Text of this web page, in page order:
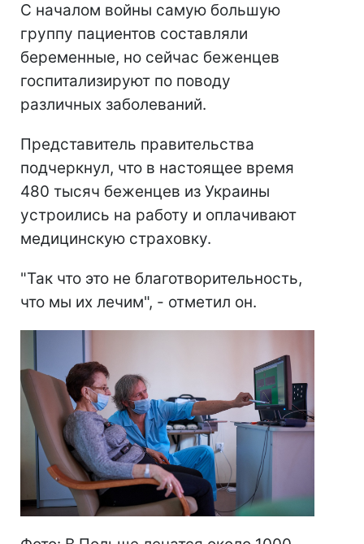
С началом войны самую большую
группу пациентов составляли
беременные, но сейчас беженцев
госпитализируют по поводу
различных заболеваний.
Представитель правительства
подчеркнул, что в настоящее время
480 тысяч беженцев из Украины
устроились на работу и оплачивают
медицинскую страховку.
"Так что это не благотворительность,
что мы их лечим", - отметил он.